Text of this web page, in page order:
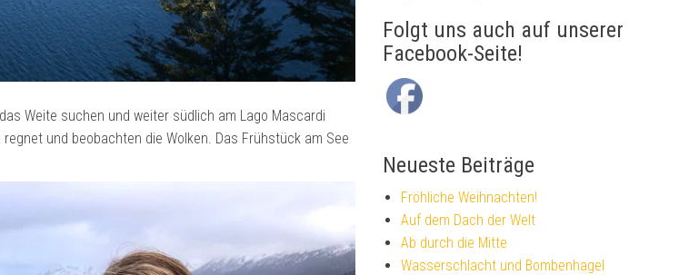
Weite suchen und weiter südlich am Lago Mascardi
und beobachten die Wolken. Das Frühstück am See
Folgt uns auch auf unserer
Facebook-Seite!
Neueste Beiträge
Fröhliche Weihnachten!
Auf dem Dach der Welt
Ab durch die Mitte
Wasserschlacht und Bombenhagel